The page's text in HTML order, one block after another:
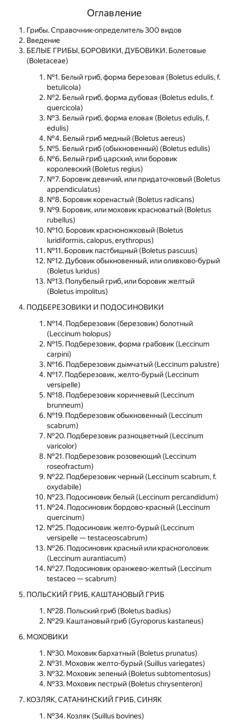
Оглавление
Грибы. Справочник-определитель 300 видов
Введение
БЕЛЫЕ ГРИБЫ, БОРОВИКИ, ДУБОВИКИ. Болетовые
(Boletaceae)
№1. Белый гриб, форма березовая (Boletus edulis, f.
betulicola)
№2. Белый гриб, форма дубовая (Boletus edulis, f.
quercicola)
№3. Белый гриб, форма еловая (Boletus edulis, f.
edulis)
№4. Белый гриб медный (Boletus aereus)
№5. Белый гриб (обыкновенный) (Boletus edulis)
№6. Белый гриб царский, или боровик
королевский (Boletus regius)
№7. Боровик девичий, или придаточковый (Boletus
appendiculatus)
№8. Боровик коренастый (Boletus radicans)
№9. Боровик, или моховик красноватый (Boletus
rubellus)
№10. Боровик красноножковый (Boletus
luridiformis, calopus, erythropus)
№11. Боровик пастбищный (Boletus pascuus)
№12. Дубовик обыкновенный, или оливково-бурый
(Boletus luridus)
№13. Полубелый гриб, или боровик желтый
(Boletus impolitus)
ПОДБЕРЕЗОВИКИ И ПОДОСИНОВИКИ
№14. Подберезовик (березовик) болотный
(Leccinum holopus)
№15. Подберезовик, форма грабовик (Leccinum
carpini)
№16. Подберезовик дымчатый (Leccinum palustre)
№17. Подберезовик, желто-бурый (Leccinum
versipelle)
№18. Подберезовик коричневый (Leccinum
brunneum)
№19. Подберезовик обыкновенный (Leccinum
scabrum)
№20. Подберезовик разноцветный (Leccinum
varicolor)
№21. Подберезовик розовеющий (Leccinum
roseofractum)
№22. Подберезовик черный (Leccinum scabrum, f.
oxydabile)
№23. Подосиновик белый (Leccinum percandidum)
№24. Подосиновик бордово-красный (Leccinum
quercinum)
№25. Подосиновик желто-бурый (Leccinum
versipelle — testaceoscabrum)
№26. Подосиновик красный или красноголовик
(Leccinum aurantiacum)
№27. Подосиновик оранжево-желтый (Leccinum
testaceo — scabrum)
ПОЛЬСКИЙ ГРИБ, КАШТАНОВЫЙ ГРИБ
№28. Польский гриб (Boletus badius)
№29. Каштановый гриб (Gyroporus kastaneus)
МОХОВИКИ
№30. Моховик бархатный (Boletus prunatus)
№31. Моховик желто-бурый (Suillus variegates)
№32. Моховик зеленый (Boletus subtomentosus)
№33. Моховик пестрый (Boletus chrysenteron)
КОЗЛЯК, САТАНИНСКИЙ ГРИБ, СИНЯК
№34. Козляк (Suillus bovines)